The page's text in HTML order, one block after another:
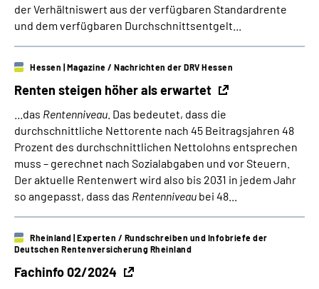
Mein Kundenportal
der Verhältniswert aus der verfügbaren Standardrente
und dem verfügbaren Durchschnittsentgelt...
Renten steigen höher als erwartet
Hessen | Magazine / Nachrichten der DRV Hessen
...das Rentenniveau . Das bedeutet, dass die
durchschnittliche Nettorente nach 45 Beitragsjahren 48
Prozent des durchschnittlichen Nettolohns entsprechen
muss – gerechnet nach Sozialabgaben und vor Steuern.
Der aktuelle Rentenwert wird also bis 2031 in jedem Jahr
so angepasst, dass das Rentenniveau bei 48...
Fachinfo 02/2024
Rheinland | Experten / Rundschreiben und Infobriefe der
Deutschen Rentenversicherung Rheinland